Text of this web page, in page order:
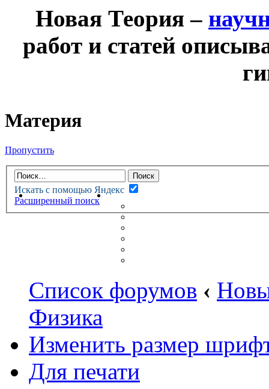
Новая Теория –
работ и статей
Материя
Пропустить
Искать с помощью Яндекс
Расширенный поиск
НОВАЯ ТЕОРИЯФОРУМ
НЕПРОЧИТАННЫЕ
Список форумов ‹
Физика
Изменить размер
Для печати